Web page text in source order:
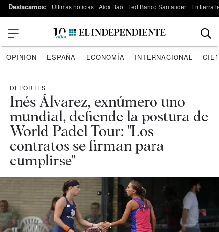
Destacamos: Últimas noticias Aída Bao Fed Banco Santander En tierra
OPINIÓN ESPAÑA ECONOMÍA INTERNACIONAL
DEPORTES
Inés Álvarez, exnúmero uno
mundial, defiende la postura de
World Padel Tour: "Los
contratos se firman para
cumplirse"